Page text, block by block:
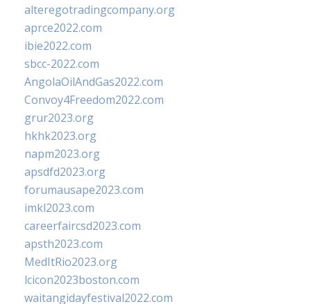
alteregotradingcompany.org
aprce2022.com
ibie2022.com
sbcc-2022.com
AngolaOilAndGas2022.com
Convoy4Freedom2022.com
grur2023.org
hkhk2023.org
napm2023.org
apsdfd2023.org
forumausape2023.com
imkl2023.com
careerfaircsd2023.com
apsth2023.com
MedItRio2023.org
lcicon2023boston.com
waitangidayfestival2022.com